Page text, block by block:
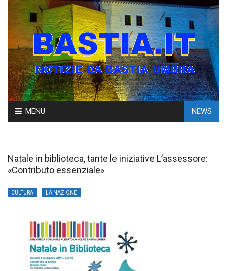
Skip
to
MENU NEWS
Natale in biblioteca, tante le iniziative L’assessore:
«Contributo essenziale»
CULTURA LA NAZIONE